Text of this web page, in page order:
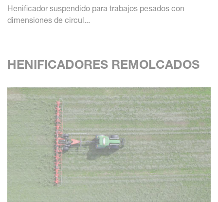
Henificador suspendido para trabajos pesados con
dimensiones de circul...
HENIFICADORES REMOLCADOS